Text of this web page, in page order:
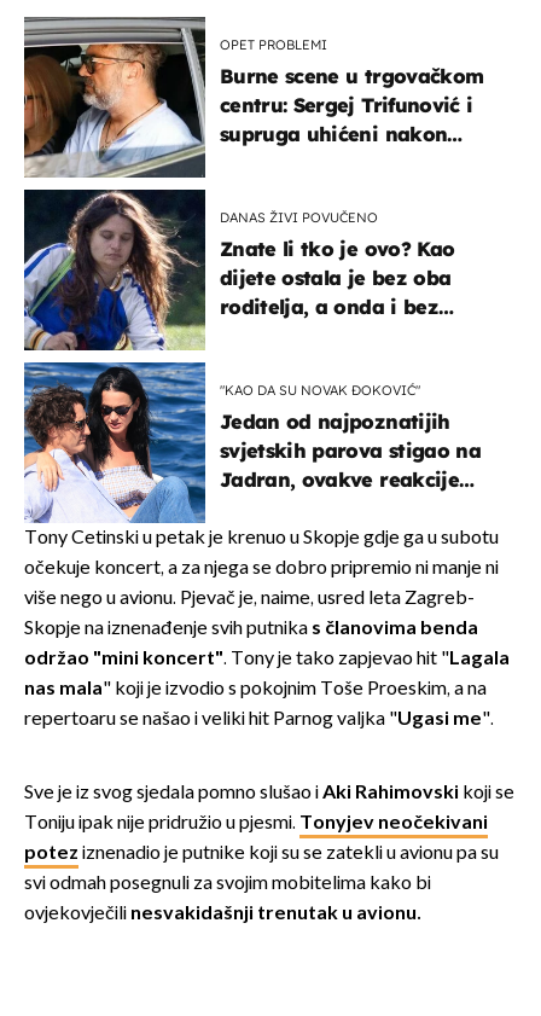
OPET PROBLEMI
Burne scene u trgovačkom
centru: Sergej Trifunović i
supruga uhićeni nakon
DANAS ŽIVI POVUČENO
Znate li tko je ovo? Kao
dijete ostala je bez oba
roditelja, a onda i bez
"KAO DA SU NOVAK ĐOKOVIĆ"
Jedan od najpoznatijih
svjetskih parova stigao na
Jadran, ovakve reakcije
Tony Cetinski u petak je krenuo u Skopje gdje ga u subotu
očekuje koncert, a za njega se dobro pripremio ni manje ni
više nego u avionu. Pjevač je, naime, usred leta Zagreb-
Skopje na iznenađenje svih putnika s članovima benda
održao "mini koncert". Tony je tako zapjevao hit "Lagala
nas mala" koji je izvodio s pokojnim Toše Proeskim, a na
repertoaru se našao i veliki hit Parnog valjka "Ugasi me".
Sve je iz svog sjedala pomno slušao iAki Rahimovski koji se
Toniju ipak nije pridružio u pjesmi. Tonyjev neočekivani
potez iznenadio je putnike koji su se zatekli u avionu pa su
svi odmah posegnuli za svojim mobitelima kako bi
ovjekovječili nesvakidašnji trenutak u avionu.